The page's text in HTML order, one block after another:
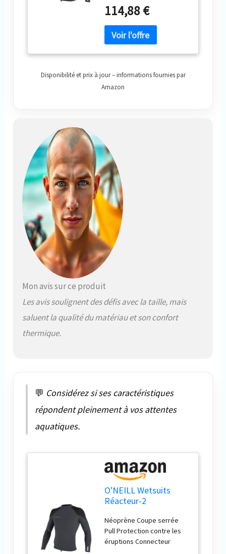
114,88 €
Disponibilité et prix à jour – informations fournies par
Amazon
Mon avis sur ce produit
Les avis soulignent des défis avec la taille, mais
saluent la qualité du matériau et son confort
thermique.
💬 Considérez si ses caractéristiques
répondent pleinement à vos attentes
aquatiques.
O'NEILL Wetsuits
Réacteur-2
plongée,
Graphite/Noir/Gris
Froid, XL Homme
Néoprène Coupe serrée
Pull Protection contre les
éruptions Connecteur